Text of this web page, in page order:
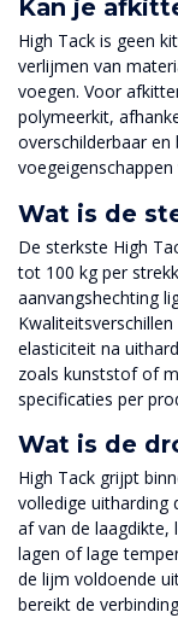
Kan je
High Tack is geen
verlijmen van
voegen. Voor
polymeerkit,
overschilderbaar
Wat is de
De sterkste High
tot 100 kg per
aanvangshechting
elasticiteit na
zoals kunststof of
specificaties per
Wat is de
High Tack grijpt
volledige uitharding
af van de laagdikte,
lagen of lage
de lijm voldoende
bereikt de